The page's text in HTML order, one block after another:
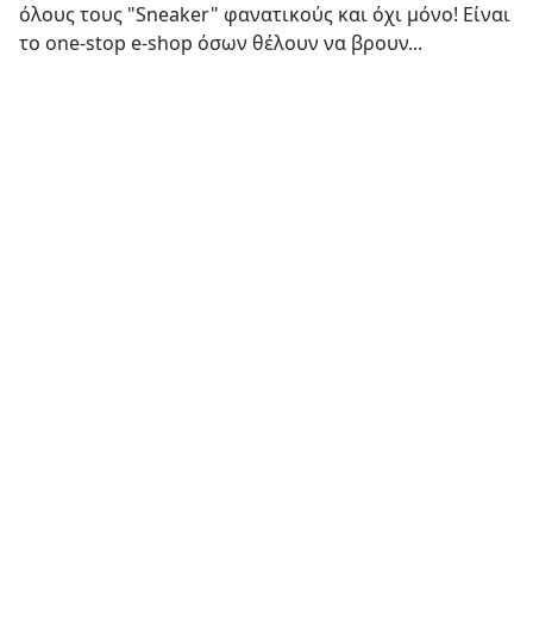
όλους τους "Sneaker" φανατικούς και όχι μόνο! Είναι
το one-stop e-shop όσων θέλουν να βρουν...